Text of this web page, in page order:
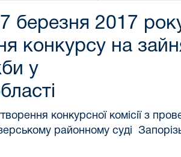
березня 2017
конкурсу на
у
конкурсної комісії з
районному суді